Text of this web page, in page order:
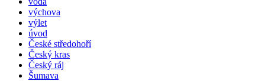
výchova
výlet
úvod
České středohoří
Český kras
Český ráj
Šumava